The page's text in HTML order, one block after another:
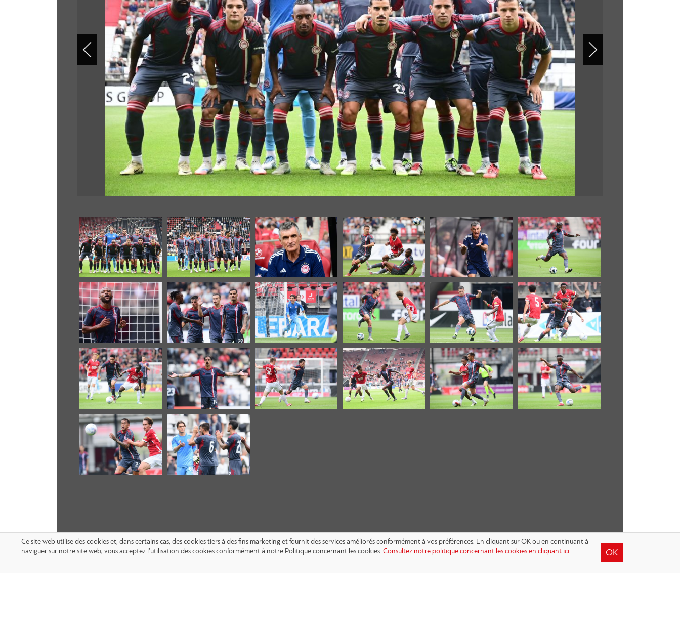
Ce site web utilise des cookies et, dans certains cas, des cookies tiers à des fins marketing et fournit des services améliorés conformément à vos préférences. En cliquant sur OK ou en continuant à
naviguer sur notre site web, vous acceptez l’utilisation des cookies conformément à notre Politique concernant les cookies. Consultez notre politique concernant les cookies en cliquant ici. OK